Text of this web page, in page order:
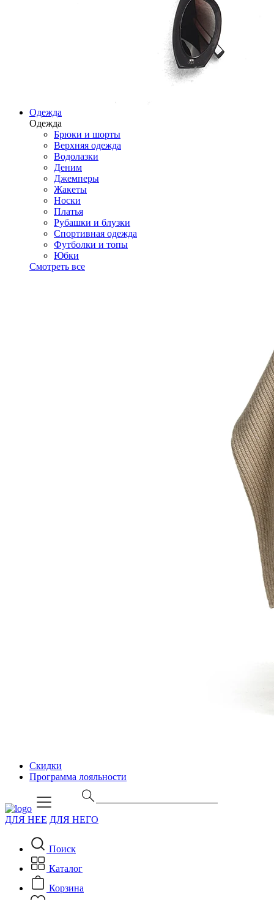
Одежда
Одежда
Брюки и шорты
Верхняя одежда
Водолазки
Деним
Джемперы
Жакеты
Носки
Платья
Рубашки и блузки
Спортивная одежда
Футболки и топы
Юбки
Смотреть все
Скидки
Программа лояльности
ДЛЯ НЕЕ ДЛЯ НЕГО
Поиск
Каталог
Корзина